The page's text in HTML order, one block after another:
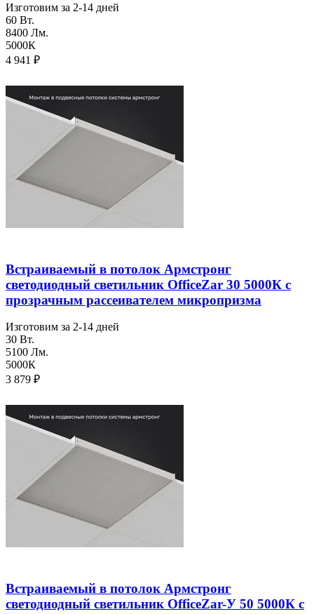
Изготовим за 2-14 дней
60 Вт.
8400 Лм.
5000К
4 941 ₽
Встраиваемый в потолок Армстронг
светодиодный светильник OfficeZar 30 5000К с
прозрачным рассеивателем микропризма
Изготовим за 2-14 дней
30 Вт.
5100 Лм.
5000К
3 879 ₽
Встраиваемый в потолок Армстронг
светодиодный светильник OfficeZar-У 50 5000К с